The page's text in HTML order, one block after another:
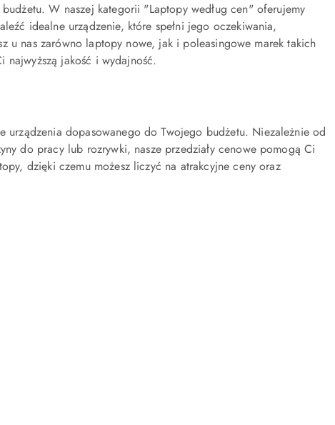
W naszej kategorii "Laptopy według cen" oferujemy
idealne urządzenie, które spełni jego oczekiwania,
u nas zarówno laptopy nowe, jak i poleasingowe marek takich
najwyższą jakość i wydajność.
urządzenia dopasowanego do Twojego budżetu. Niezależnie od
do pracy lub rozrywki, nasze przedziały cenowe pomogą Ci
dzięki czemu możesz liczyć na atrakcyjne ceny oraz